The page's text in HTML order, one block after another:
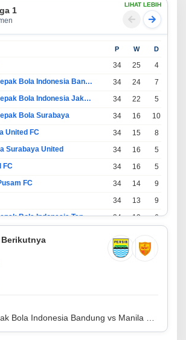
1
LIHAT LEBIH
P W D
34 25 4
Persatuan Sepak Bola Indonesia Bandung 34 24 7
Persatuan Sepak Bola Indonesia Jakarta 34 22 5
Bola Surabaya 34 16 10
United FC 34 15 8
Surabaya United 34 16 5
FC 34 16 5
FC 34 14 9
34 13 9
Persatuan Sepak Bola Indonesia Tangerang 34 13 6
34 11
FC
Makassar
34 8 10